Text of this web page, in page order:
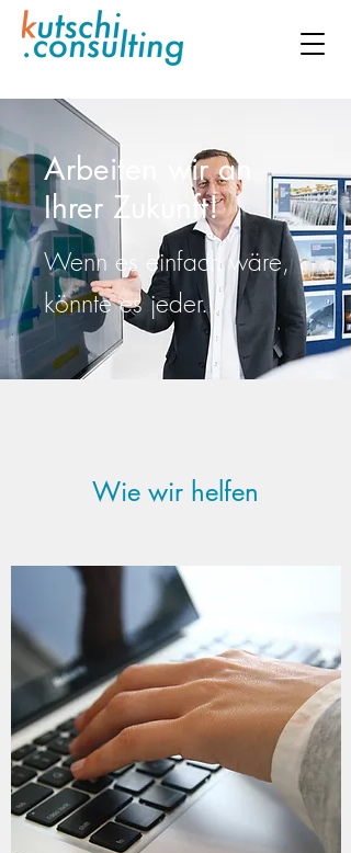
Arbeiten wir an
Ihrer Zukunft!
Wenn es einfach wäre,
könnte es jeder.
Wie wir helfen